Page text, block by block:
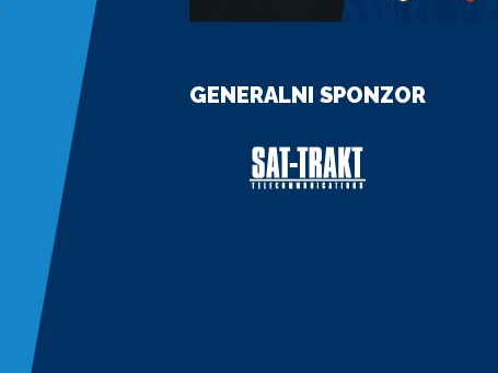
GENERALNI SPONZOR